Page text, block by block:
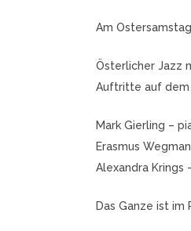
Am
Österlicher Jazz
Auftritte auf dem
Mark Gierling –
Erasmus
Alexandra Krings
Das Ganze ist im